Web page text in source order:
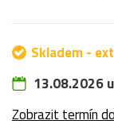
Skladem -
13.08.2026
Zobrazit termín